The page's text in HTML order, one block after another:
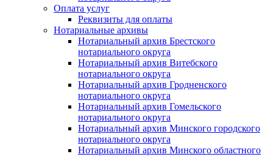
Оплата услуг
Реквизиты для оплаты
Нотариальные архивы
Нотариальный архив Брестского
нотариального округа
Нотариальный архив Витебского
нотариального округа
Нотариальный архив Гродненского
нотариального округа
Нотариальный архив Гомельского
нотариального округа
Нотариальный архив Минского городского
нотариального округа
Нотариальный архив Минского областного